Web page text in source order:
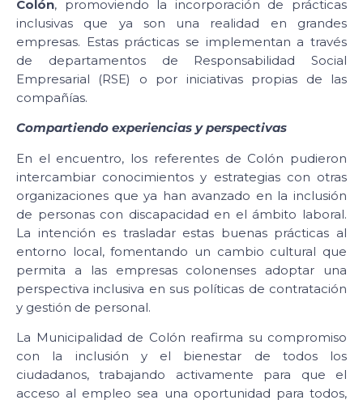
Colón, promoviendo la incorporación de prácticas
inclusivas que ya son una realidad en grandes
empresas. Estas prácticas se implementan a través
de departamentos de Responsabilidad Social
Empresarial (RSE) o por iniciativas propias de las
compañías.
Compartiendo experiencias y perspectivas
En el encuentro, los referentes de Colón pudieron
intercambiar conocimientos y estrategias con otras
organizaciones que ya han avanzado en la inclusión
de personas con discapacidad en el ámbito laboral.
La intención es trasladar estas buenas prácticas al
entorno local, fomentando un cambio cultural que
permita a las empresas colonenses adoptar una
perspectiva inclusiva en sus políticas de contratación
y gestión de personal.
La Municipalidad de Colón reafirma su compromiso
con la inclusión y el bienestar de todos los
ciudadanos, trabajando activamente para que el
acceso al empleo sea una oportunidad para todos,